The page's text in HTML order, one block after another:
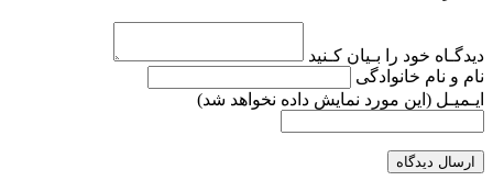
دیدگـاه خود را بـیان کـنید
نام و نام خانوادگی
ایـمیـل (این مورد نمایش داده نخواهد شد)
ارسال دیدگاه